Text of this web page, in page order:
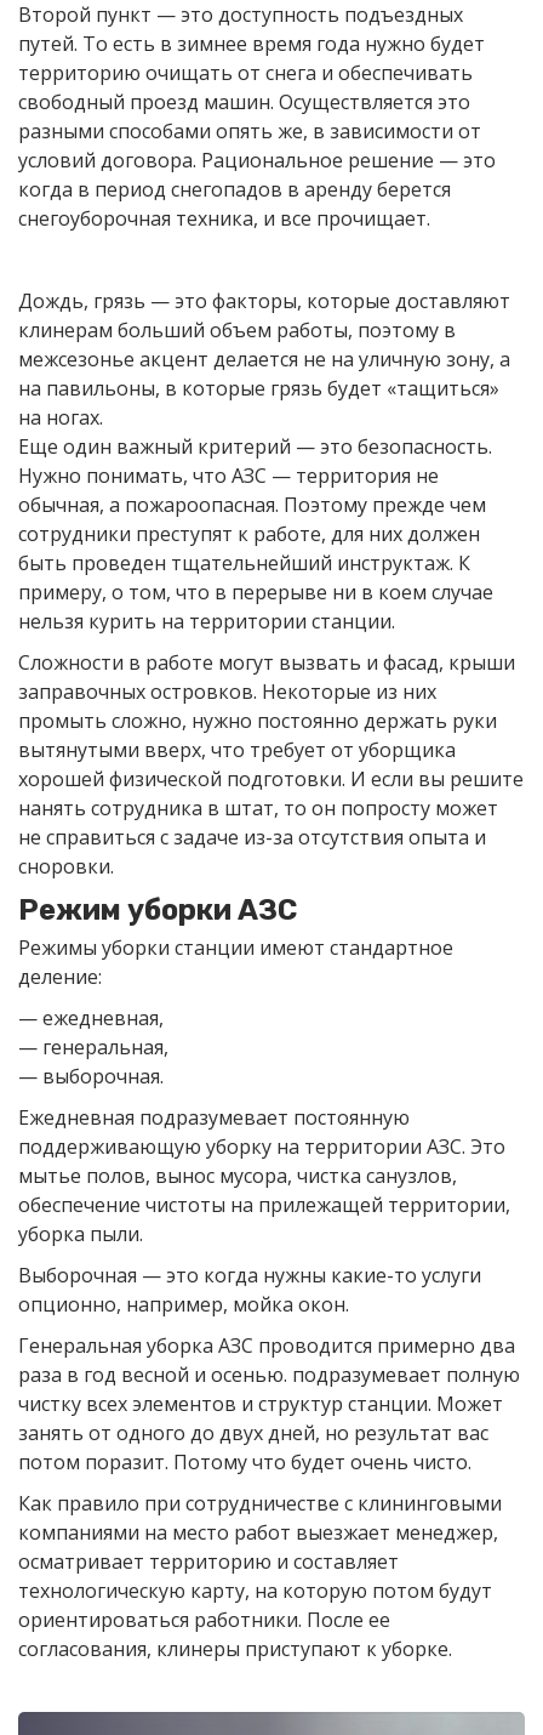
Второй пункт — это доступность подъездных
путей. То есть в зимнее время года нужно будет
территорию очищать от снега и обеспечивать
свободный проезд машин. Осуществляется это
разными способами опять же, в зависимости от
условий договора. Рациональное решение — это
когда в период снегопадов в аренду берется
снегоуборочная техника, и все прочищает.
Дождь, грязь — это факторы, которые доставляют
клинерам больший объем работы, поэтому в
межсезонье акцент делается не на уличную зону, а
на павильоны, в которые грязь будет «тащиться»
на ногах.
Еще один важный критерий — это безопасность.
Нужно понимать, что АЗС — территория не
обычная, а пожароопасная. Поэтому прежде чем
сотрудники преступят к работе, для них должен
быть проведен тщательнейший инструктаж. К
примеру, о том, что в перерыве ни в коем случае
нельзя курить на территории станции.
Сложности в работе могут вызвать и фасад, крыши
заправочных островков. Некоторые из них
промыть сложно, нужно постоянно держать руки
вытянутыми вверх, что требует от уборщика
хорошей физической подготовки. И если вы решите
нанять сотрудника в штат, то он попросту может
не справиться с задаче из-за отсутствия опыта и
сноровки.
Режим уборки АЗС
Режимы уборки станции имеют стандартное
деление:
— ежедневная,
— генеральная,
— выборочная.
Ежедневная подразумевает постоянную
поддерживающую уборку на территории АЗС. Это
мытье полов, вынос мусора, чистка санузлов,
обеспечение чистоты на прилежащей территории,
уборка пыли.
Выборочная — это когда нужны какие-то услуги
опционно, например, мойка окон.
Генеральная уборка АЗС проводится примерно два
раза в год весной и осенью. подразумевает полную
чистку всех элементов и структур станции. Может
занять от одного до двух дней, но результат вас
потом поразит. Потому что будет очень чисто.
Как правило при сотрудничестве с клининговыми
компаниями на место работ выезжает менеджер,
осматривает территорию и составляет
технологическую карту, на которую потом будут
ориентироваться работники. После ее
согласования, клинеры приступают к уборке.